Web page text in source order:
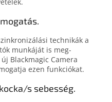
technikák a
munkáját is meg­
Blackmagic Camera
ezen funkciókat.
s sebesség.